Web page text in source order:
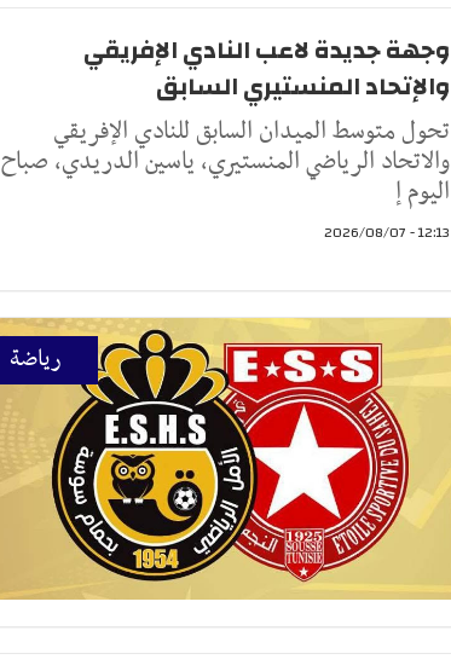
وجهة جديدة لاعب النادي الإفريقي
والإتحاد المنستيري السابق
تحول متوسط الميدان السابق للنادي الإفريقي
والاتحاد الرياضي المنستيري، ياسين الدريدي، صباح
اليوم إ
12:13 - 2026/08/07
رياضة